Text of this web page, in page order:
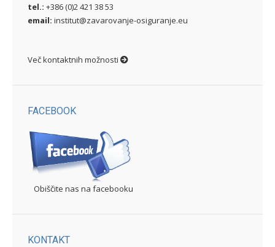
tel.: +386 (0)2 421 38 53
email: institut@zavarovanje-osiguranje.eu
Več kontaktnih možnosti
FACEBOOK
Obiščite nas na facebooku
KONTAKT